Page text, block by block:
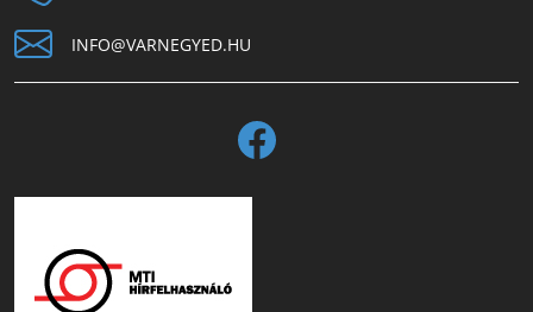
INFO@VARNEGYED.HU